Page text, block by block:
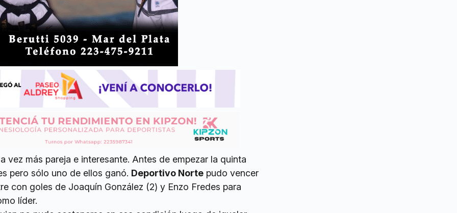
vez más pareja e interesante. Antes de empezar la quinta
pero sólo uno de ellos ganó. Deportivo Norte pudo vencer
con goles de Joaquín González (2) y Enzo Fredes para
líder.